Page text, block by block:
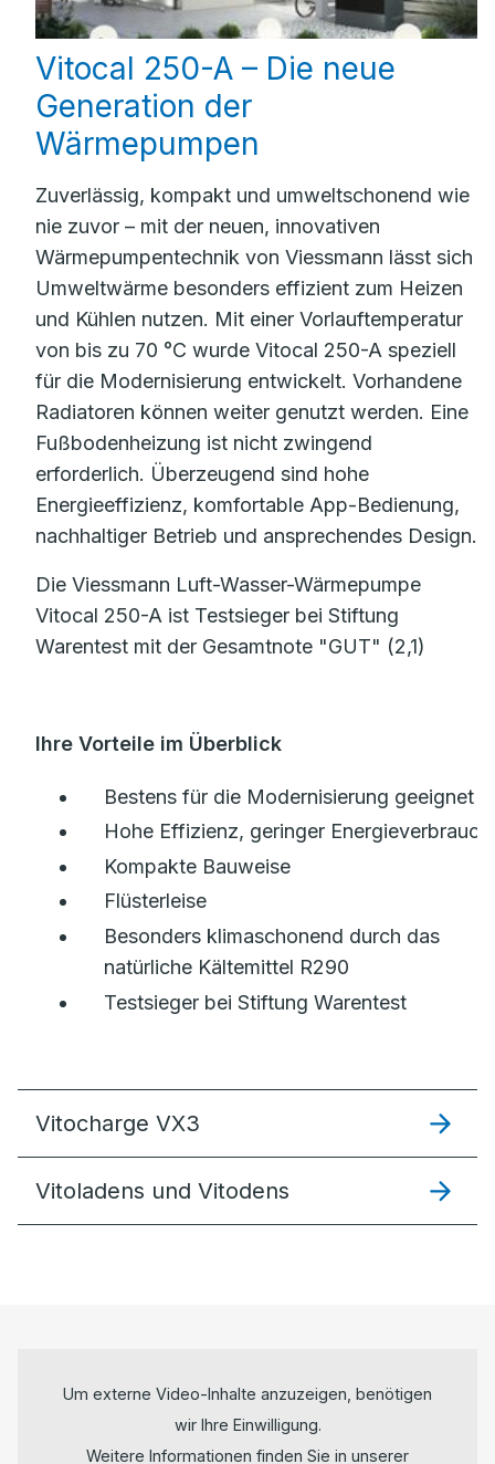
Vitocal 250-A – Die neue
Generation der
Wärmepumpen
Zuverlässig, kompakt und umweltschonend wie
nie zuvor – mit der neuen, innovativen
Wärmepumpentechnik von Viessmann lässt sich
Umweltwärme besonders effizient zum Heizen
und Kühlen nutzen. Mit einer Vorlauftemperatur
von bis zu 70 °C wurde Vitocal 250-A speziell
für die Modernisierung entwickelt. Vorhandene
Radiatoren können weiter genutzt werden. Eine
Fußbodenheizung ist nicht zwingend
erforderlich. Überzeugend sind hohe
Energieeffizienz, komfortable App-Bedienung,
nachhaltiger Betrieb und ansprechendes Design.
Die Viessmann Luft-Wasser-Wärmepumpe
Vitocal 250-A ist Testsieger bei Stiftung
Warentest mit der Gesamtnote "GUT" (2,1)
Ihre Vorteile im Überblick
Bestens für die Modernisierung geeignet
Hohe Effizienz, geringer Energieverbrauch
Kompakte Bauweise
Flüsterleise
Besonders klimaschonend durch das
natürliche Kältemittel R290
Testsieger bei Stiftung Warentest
Vitocharge VX3
Vitoladens und Vitodens
Um externe Video-Inhalte anzuzeigen, benötigen
wir Ihre Einwilligung.
Weitere Informationen finden Sie in unserer